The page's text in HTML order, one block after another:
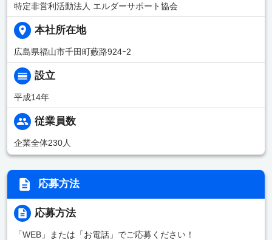
特定非営利活動法人 エルダーサポート協会
本社所在地
広島県福山市千田町藪路924ｰ2
設立
平成14年
従業員数
企業全体230人
応募方法
応募方法
「WEB」または「お電話」でご応募ください！